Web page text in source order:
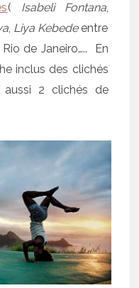
( Isabeli Fontana,
, Liya Kebedeentre
de Janeiro….. En
inclus des clichés
2 clichés de